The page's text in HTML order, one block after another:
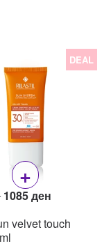
DEAL
+
Original
was:
1276 ден.
1085ден
is:
velvet touch